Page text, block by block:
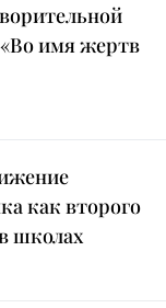
имя жертв
как второго
школах